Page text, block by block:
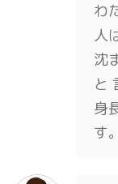
わ
人
沈
と
身
す。